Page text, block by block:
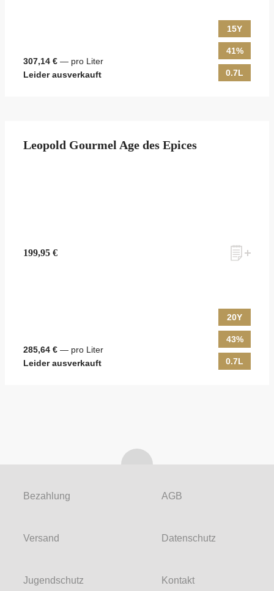
307,14 € — pro Liter
Leider ausverkauft
15Y
41%
0.7L
Leopold Gourmel Age des Epices
199,95 €
285,64 € — pro Liter
Leider ausverkauft
20Y
43%
0.7L
Bezahlung
Versand
AGB
Datenschutz
Jugendschutz Kontakt